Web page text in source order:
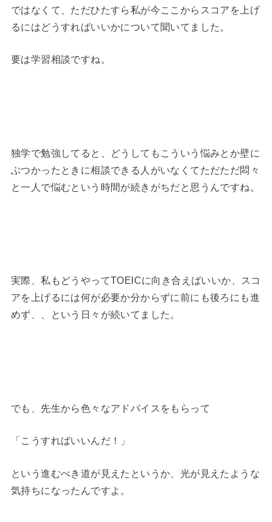
ではなくて、ただひたすら私が今ここからスコアを上げ
るにはどうすればいいかについて聞いてました。
要は学習相談ですね。
独学で勉強してると、どうしてもこういう悩みとか壁に
ぶつかったときに相談できる人がいなくてただただ悶々
と一人で悩むという時間が続きがちだと思うんですね。
実際、私もどうやってTOEICに向き合えばいいか、スコ
アを上げるには何が必要か分からずに前にも後ろにも進
めず、、という日々が続いてました。
でも、先生から色々なアドバイスをもらって
「こうすればいいんだ！」
という進むべき道が見えたというか、光が見えたような
気持ちになったんですよ。